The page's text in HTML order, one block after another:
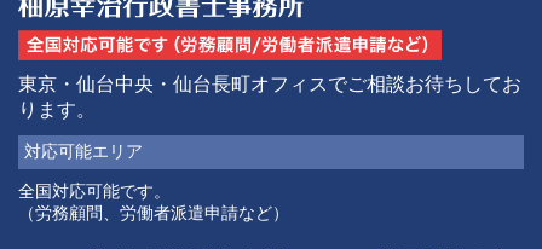
東京・仙台中央・仙台長町オフィスでご相談お待ちしてお
ります。
対応可能エリア
全国対応可能です。
（労務顧問、労働者派遣申請など）